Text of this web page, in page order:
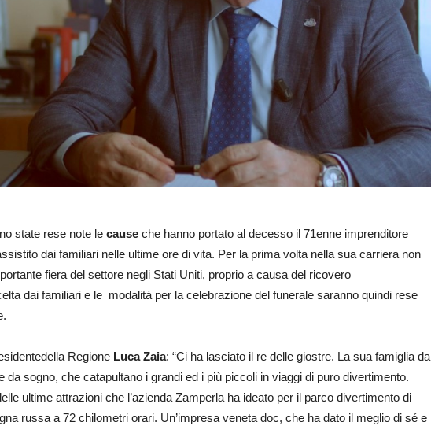
state rese note le cause che hanno portato al decesso il 71enne imprenditore
dai familiari nelle ultime ore di vita. Per la prima volta nella sua carriera non
fiera del settore negli Stati Uniti, proprio a causa del ricovero
dai familiari e le modalità per la celebrazione del funerale saranno quindi rese
Regione Luca Zaia: “Ci ha lasciato il re delle giostre. La sua famiglia da
da sogno, che catapultano i grandi ed i più piccoli in viaggi di puro divertimento.
ultime attrazioni che l’azienda Zamperla ha ideato per il parco divertimento di
russa a 72 chilometri orari. Un’impresa veneta doc, che ha dato il meglio di sé e